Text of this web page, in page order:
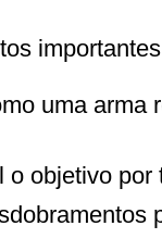
uma arma
o objetivo por